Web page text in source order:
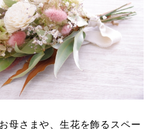
母さまや、生花を飾るスペー